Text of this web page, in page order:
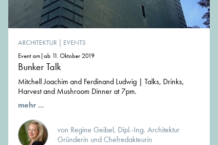
ARCHITEKTUR | EVENTS
Event am|ab 11. Oktober 2019
Bunker Talk
Mitchell Joachim and Ferdinand Ludwig | Talks, Drinks,
Harvest and Mushroom Dinner at 7pm.
mehr ...
von Regine Geibel, Dipl.-Ing. Architektur
Gründerin und Chefredakteurin